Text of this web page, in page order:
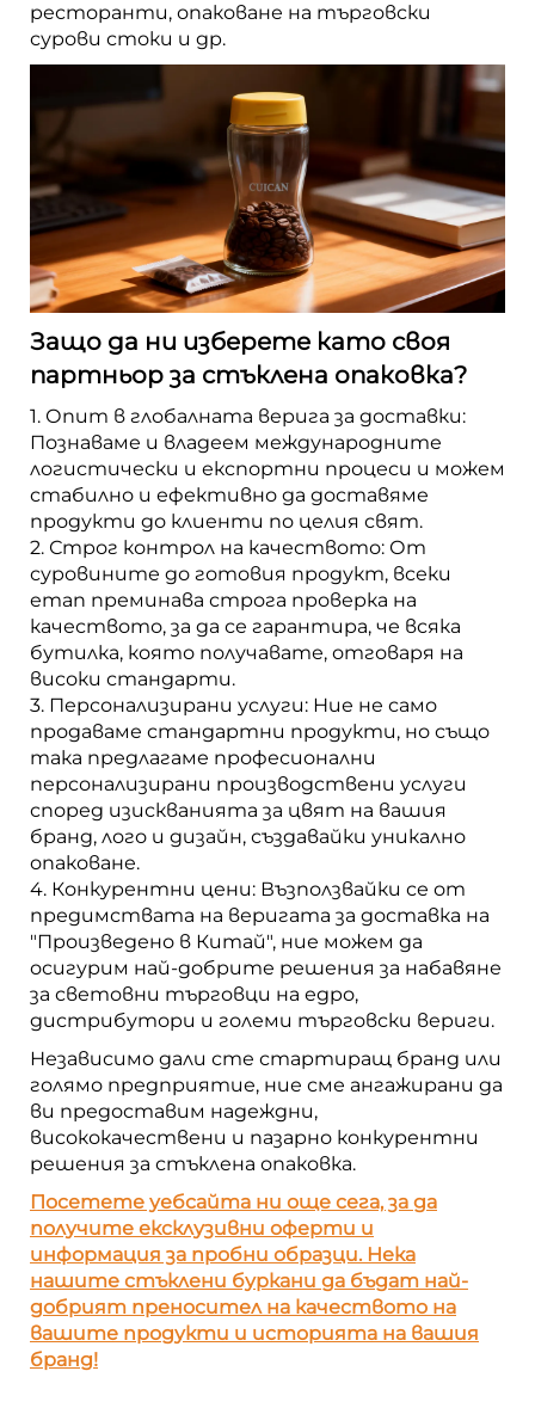
ресторанти, опаковане на търговски
сурови стоки и др.
Защо да ни изберете като своя
партньор за стъклена опаковка?
1. Опит в глобалната верига за доставки:
Познаваме и владеем международните
логистически и експортни процеси и можем
стабилно и ефективно да доставяме
продукти до клиенти по целия свят.
2. Строг контрол на качеството: От
суровините до готовия продукт, всеки
етап преминава строга проверка на
качеството, за да се гарантира, че всяка
бутилка, която получавате, отговаря на
високи стандарти.
3. Персонализирани услуги: Ние не само
продаваме стандартни продукти, но също
така предлагаме професионални
персонализирани производствени услуги
според изискванията за цвят на вашия
бранд, лого и дизайн, създавайки уникално
опаковане.
4. Конкурентни цени: Възползвайки се от
предимствата на веригата за доставка на
"Произведено в Китай", ние можем да
осигурим най-добрите решения за набавяне
за световни търговци на едро,
дистрибутори и големи търговски вериги.
Независимо дали сте стартиращ бранд или
голямо предприятие, ние сме ангажирани да
ви предоставим надеждни,
висококачествени и пазарно конкурентни
решения за стъклена опаковка.
Посетете уебсайта ни още сега, за да
получите ексклузивни оферти и
информация за пробни образци. Нека
нашите стъклени буркани да бъдат най-
добрият преносител на качеството на
вашите продукти и историята на вашия
бранд!